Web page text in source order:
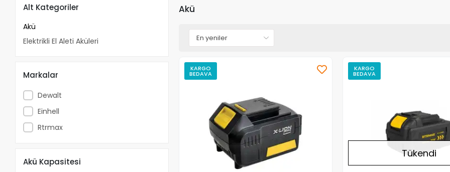
Alt Kategoriler
Akü
Elektrikli El Aleti Aküleri
Markalar
Dewalt
Einhell
Rtrmax
Akü Kapasitesi
Akü
KARGO
BEDAVA
KARGO
BEDAVA
Tükendi